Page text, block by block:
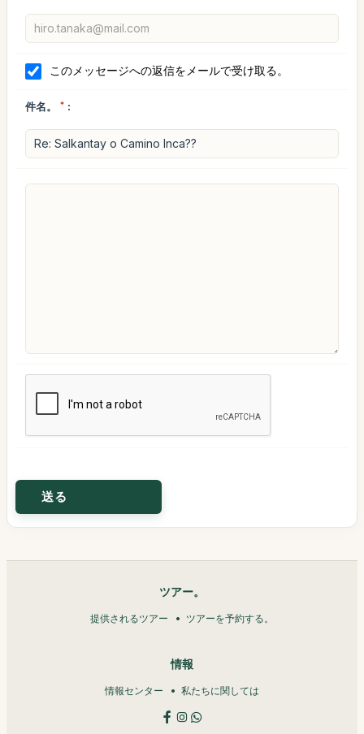
このメッセージへの返信をメールで受け取る。
件名。 * :
ツアー。
提供されるツアー ツアーを予約する。
情報
情報センター 私たちに関しては